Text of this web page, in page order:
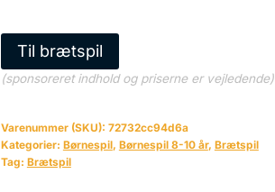
Til brætspil
(sponsoreret indhold og priserne er vejledende)
Varenummer (SKU): 72732cc94d6a
Kategorier: Børnespil, Børnespil 8-10 år, Brætspil
Tag: Brætspil